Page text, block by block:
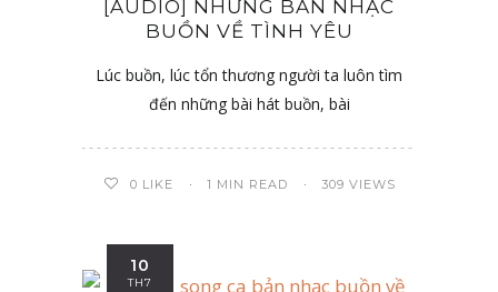
Tp. Hồ Chí Minh
[AUDIO] NHỮNG BẢN NHẠC
BUỒN VỀ TÌNH YÊU
Lúc buồn, lúc tổn thương người ta luôn tìm
đến những bài hát buồn, bài
0 LIKE 1 MIN READ 309 VIEWS
10
TH7